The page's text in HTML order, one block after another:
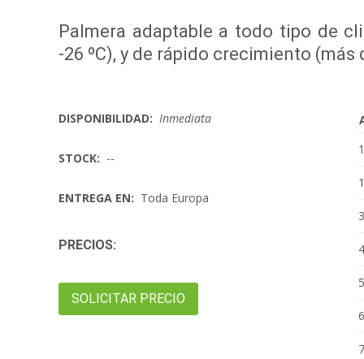
Palmera adaptable a todo tipo de
-26 ºC), y de rápido crecimiento
DISPONIBILIDAD: Inmediata
STOCK: --
ENTREGA EN: Toda Europa
PRECIOS:
SOLICITAR PRECIO